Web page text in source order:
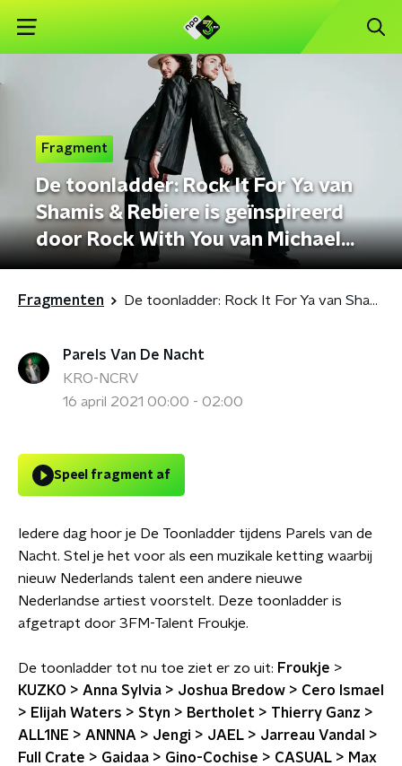
Fragment
De toonladder: Rock It For Ya van
Shamis & Rebiere is geïnspireerd
door Rock With You van Michael
Jackson
Fragmenten De toonladder: Rock It For Ya van Shamis & Rebiere is geïnspireerd door Rock With You van Michael Jackson
Parels Van De Nacht
KRO-NCRV
16 april 2021 00:00 - 02:00
Speel fragment af
Iedere dag hoor je De Toonladder tijdens Parels van de
Nacht. Stel je het voor als een muzikale ketting waarbij
nieuw Nederlands talent een andere nieuwe
Nederlandse artiest voorstelt. Deze toonladder is
afgetrapt door 3FM-Talent Froukje.
De toonladder tot nu toe ziet er zo uit: Froukje >
KUZKO > Anna Sylvia > Joshua Bredow > Cero Ismael
> Elijah Waters > Styn > Bertholet > Thierry Ganz >
ALL1NE > ANNNA > Jengi > JAEL > Jarreau Vandal >
Full Crate > Gaidaa > Gino-Cochise > CASUAL > Max